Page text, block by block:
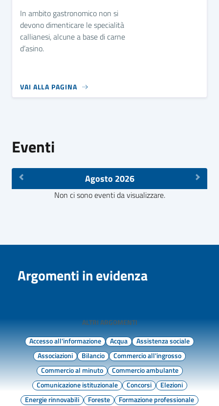
In ambito gastronomico non si
devono dimenticare le specialità
callianesi, alcune a base di carne
d’asino.
VAI ALLA PAGINA
Eventi
Agosto 2026
Non ci sono eventi da visualizzare.
Argomenti in evidenza
ALTRI ARGOMENTI
Accesso all'informazione
Acqua
Assistenza sociale
Associazioni
Bilancio
Commercio all'ingrosso
Commercio al minuto
Commercio ambulante
Comunicazione istituzionale
Concorsi
Elezioni
Energie rinnovabili
Foreste
Formazione professionale